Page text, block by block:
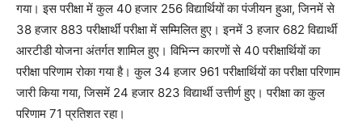
गया। इस परीक्षा में कुल 40 हजार 256 विद्यार्थियों का पंजीयन हुआ, जिनमें से
38 हजार 883 परीक्षार्थी परीक्षा में सम्मिलित हुए। इनमें 3 हजार 682 विद्यार्थी
आरटीडी योजना अंतर्गत शामिल हुए। विभिन्न कारणों से 40 परीक्षार्थियों का
परीक्षा परिणाम रोका गया है। कुल 34 हजार 961 परीक्षार्थियों का परीक्षा परिणाम
जारी किया गया, जिसमें 24 हजार 823 विद्यार्थी उत्तीर्ण हुए। परीक्षा का कुल
परिणाम 71 प्रतिशत रहा।